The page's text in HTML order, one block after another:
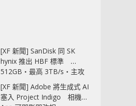
[XF 新聞] SanDisk 同 SK
hynix 推出 HBF 標準
512GB‧最高 3TB/s‧主攻
AI 記憶體
[XF 新聞] Adobe 將生成式 AI
塞入 Project Indigo 相機